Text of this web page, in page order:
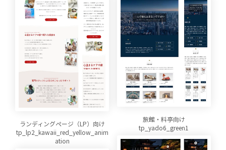
旅館・料亭向け
tp_yado6_green1
ランディングページ（LP）向け
tp_lp2_kawaii_red_yellow_anim
ation